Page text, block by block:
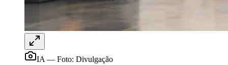
IA — Foto: Divulgação